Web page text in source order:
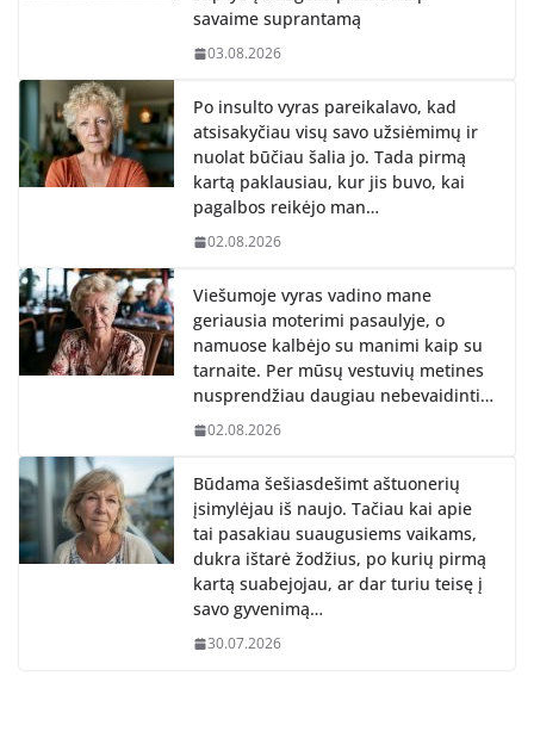
savaime suprantamą
03.08.2026
Po insulto vyras pareikalavo, kad
atsisakyčiau visų savo užsiėmimų ir
nuolat būčiau šalia jo. Tada pirmą
kartą paklausiau, kur jis buvo, kai
pagalbos reikėjo man…
02.08.2026
Viešumoje vyras vadino mane
geriausia moterimi pasaulyje, o
namuose kalbėjo su manimi kaip su
tarnaite. Per mūsų vestuvių metines
nusprendžiau daugiau nebevaidinti…
02.08.2026
Būdama šešiasdešimt aštuonerių
įsimylėjau iš naujo. Tačiau kai apie
tai pasakiau suaugusiems vaikams,
dukra ištarė žodžius, po kurių pirmą
kartą suabejojau, ar dar turiu teisę į
savo gyvenimą…
30.07.2026